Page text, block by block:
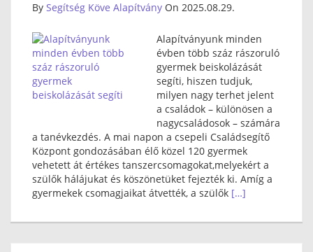
By Segítség Köve Alapítvány On 2025.08.29.
Alapítványunk minden
évben több száz rászoruló
gyermek beiskolázását
segíti, hiszen tudjuk,
milyen nagy terhet jelent
a családok – különösen a
nagycsaládosok – számára
a tanévkezdés. A mai napon a csepeli Családsegítő
Központ gondozásában élő közel 120 gyermek
vehetett át értékes tanszercsomagokat,melyekért a
szülők hálájukat és köszönetüket fejezték ki. Amíg a
gyermekek csomagjaikat átvették, a szülők […]